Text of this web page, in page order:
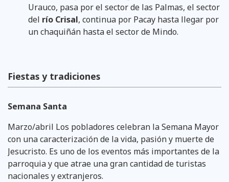
Urauco, pasa por el sector de las Palmas, el sector
del río Crisal, continua por Pacay hasta llegar por
un chaquiñán hasta el sector de Mindo.
Fiestas y tradiciones
Semana Santa
Marzo/abril Los pobladores celebran la Semana Mayor
con una caracterización de la vida, pasión y muerte de
Jesucristo. Es uno de los eventos más importantes de la
parroquia y que atrae una gran cantidad de turistas
nacionales y extranjeros.